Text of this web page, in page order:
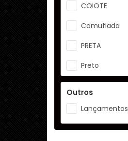
COIOTE
Camuflada
PRETA
Preto
VERDE OLIVA
Verde
Outros
Lançamentos